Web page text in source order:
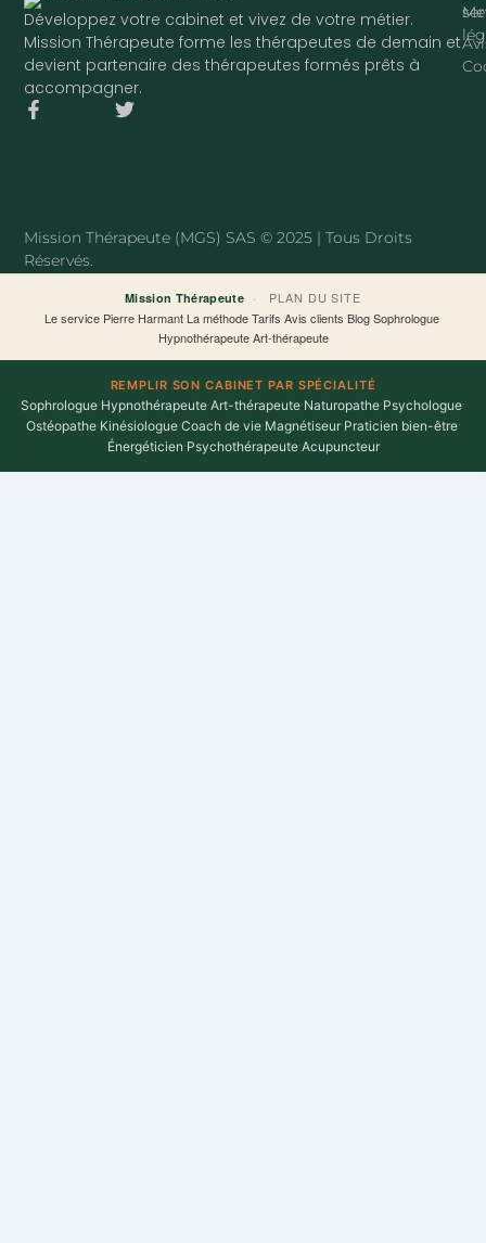
Développez votre cabinet et vivez de votre métier.
Mission Thérapeute forme les thérapeutes de demain et
devient partenaire des thérapeutes formés prêts à
accompagner.
F
k
-
T
Mission Thérapeute (MGS) SAS © 2025 | Tous Droits
Réservés.
Mission Thérapeute ·
PLAN DU SITE
Le service·Pierre Harmant·La méthode·Tarifs·Avis clients·Blog·Sophrologue·
Hypnothérapeute·Art-thérapeute
REMPLIR SON CABINET PAR SPÉCIALITÉ
Sophrologue·Hypnothérapeute·Art-thérapeute·Naturopathe·Psychologue·
Ostéopathe·Kinésiologue·Coach de vie·Magnétiseur·Praticien bien-être·
Énergéticien·Psychothérapeute·Acupuncteur